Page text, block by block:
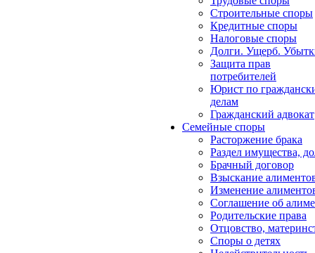
Строительные споры
Кредитные споры
Налоговые споры
Долги. Ущерб.
Защита прав
потребителей
Юрист по
делам
Гражданский адвокат
Семейные споры
Расторжение брака
Раздел имущества,
Брачный договор
Взыскание
Изменение
Соглашение об
Родительские права
Отцовство,
Споры о детях